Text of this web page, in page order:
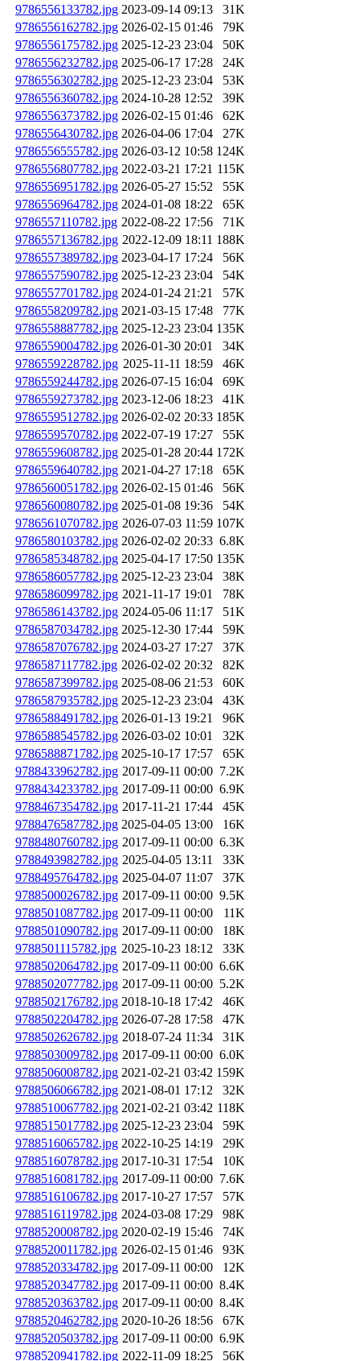
9786556133782.jpg 2023-09-14 09:13
31K
9786556162782.jpg 2026-02-15 01:46
79K
9786556175782.jpg 2025-12-23 23:04
50K
9786556232782.jpg 2025-06-17 17:28
24K
9786556302782.jpg 2025-12-23 23:04
53K
9786556360782.jpg 2024-10-28 12:52
39K
9786556373782.jpg 2026-02-15 01:46
62K
9786556430782.jpg 2026-04-06 17:04
27K
9786556555782.jpg 2026-03-12 10:58 124K
9786556807782.jpg 2022-03-21 17:21 115K
9786556951782.jpg 2026-05-27 15:52
55K
9786556964782.jpg 2024-01-08 18:22
65K
9786557110782.jpg 2022-08-22 17:56
71K
9786557136782.jpg 2022-12-09 18:11 188K
9786557389782.jpg 2023-04-17 17:24
56K
9786557590782.jpg 2025-12-23 23:04
54K
9786557701782.jpg 2024-01-24 21:21
57K
9786558209782.jpg 2021-03-15 17:48
77K
9786558887782.jpg 2025-12-23 23:04 135K
9786559004782.jpg 2026-01-30 20:01
34K
9786559228782.jpg 2025-11-11 18:59
46K
9786559244782.jpg 2026-07-15 16:04
69K
9786559273782.jpg 2023-12-06 18:23
41K
9786559512782.jpg 2026-02-02 20:33 185K
9786559570782.jpg 2022-07-19 17:27
55K
9786559608782.jpg 2025-01-28 20:44 172K
9786559640782.jpg 2021-04-27 17:18
65K
9786560051782.jpg 2026-02-15 01:46
56K
9786560080782.jpg 2025-01-08 19:36
54K
9786561070782.jpg 2026-07-03 11:59 107K
9786580103782.jpg 2026-02-02 20:33 6.8K
9786585348782.jpg 2025-04-17 17:50 135K
9786586057782.jpg 2025-12-23 23:04
38K
9786586099782.jpg 2021-11-17 19:01
78K
9786586143782.jpg 2024-05-06 11:17
51K
9786587034782.jpg 2025-12-30 17:44
59K
9786587076782.jpg 2024-03-27 17:27
37K
9786587117782.jpg 2026-02-02 20:32
82K
9786587399782.jpg 2025-08-06 21:53
60K
9786587935782.jpg 2025-12-23 23:04
43K
9786588491782.jpg 2026-01-13 19:21
96K
9786588545782.jpg 2026-03-02 10:01
32K
9786588871782.jpg 2025-10-17 17:57
65K
9788433962782.jpg 2017-09-11 00:00 7.2K
9788434233782.jpg 2017-09-11 00:00 6.9K
9788467354782.jpg 2017-11-21 17:44
45K
9788476587782.jpg 2025-04-05 13:00
16K
9788480760782.jpg 2017-09-11 00:00 6.3K
9788493982782.jpg 2025-04-05 13:11
33K
9788495764782.jpg 2025-04-07 11:07
37K
9788500026782.jpg 2017-09-11 00:00 9.5K
9788501087782.jpg 2017-09-11 00:00
11K
9788501090782.jpg 2017-09-11 00:00
18K
9788501115782.jpg 2025-10-23 18:12
33K
9788502064782.jpg 2017-09-11 00:00 6.6K
9788502077782.jpg 2017-09-11 00:00 5.2K
9788502176782.jpg 2018-10-18 17:42
46K
9788502204782.jpg 2026-07-28 17:58
47K
9788502626782.jpg 2018-07-24 11:34
31K
9788503009782.jpg 2017-09-11 00:00 6.0K
9788506008782.jpg 2021-02-21 03:42 159K
9788506066782.jpg 2021-08-01 17:12
32K
9788510067782.jpg 2021-02-21 03:42 118K
9788515017782.jpg 2025-12-23 23:04
59K
9788516065782.jpg 2022-10-25 14:19
29K
9788516078782.jpg 2017-10-31 17:54
10K
9788516081782.jpg 2017-09-11 00:00 7.6K
9788516106782.jpg 2017-10-27 17:57
57K
9788516119782.jpg 2024-03-08 17:29
98K
9788520008782.jpg 2020-02-19 15:46
74K
9788520011782.jpg 2026-02-15 01:46
93K
9788520334782.jpg 2017-09-11 00:00
12K
9788520347782.jpg 2017-09-11 00:00 8.4K
9788520363782.jpg 2017-09-11 00:00 8.4K
9788520462782.jpg 2020-10-26 18:56
67K
9788520503782.jpg 2017-09-11 00:00 6.9K
9788520941782.jpg 2022-11-09 18:25 56K